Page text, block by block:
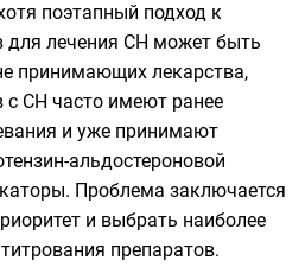
поэтапный подход к
для лечения СН может быть
принимающих лекарства,
с СН часто имеют ранее
и уже принимают
альдостероновой
Проблема заключается
и выбрать наиболее
препаратов.